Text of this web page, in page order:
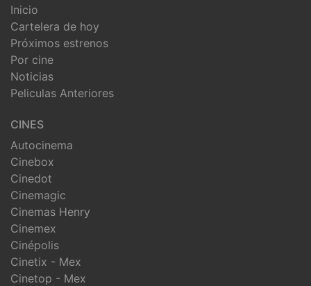
Inicio
Cartelera de hoy
Próximos estrenos
Por cine
Noticias
Peliculas Anteriores
CINES
Autocinema
Cinebox
Cinedot
Cinemagic
Cinemas Henry
Cinemex
Cinépolis
Cinetix - Mex
Cinetop - Mex